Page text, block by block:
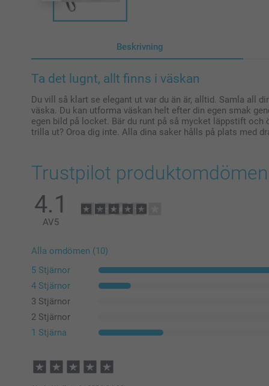
Beskrivning
Ta det lugnt, allt finns i väskan
Du vill så klart se elegant ut var du än är, alltid. Samla all
väska. Du kan utforma väskan helt efter din egen smak
egen bild på locket. Bär du runt på så mycket läppstift
trilla ut? Oroa dig inte. Alla dina saker hålls på plats med
Trustpilot produktomdömen
4.1
AV5
Alla omdömen (10)
5 Stjärnor
4 Stjärnor
3 Stjärnor
2 Stjärnor
1 Stjärna